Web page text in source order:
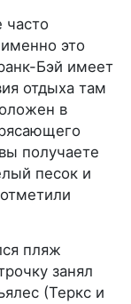
часто
это
Бэй имеет
отдыха там
в
получаете
песок и
пляж
занял
(Теркс и